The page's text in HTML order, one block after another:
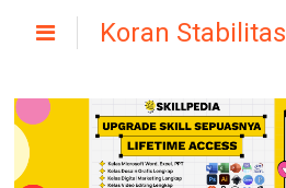
Koran Stabilitas